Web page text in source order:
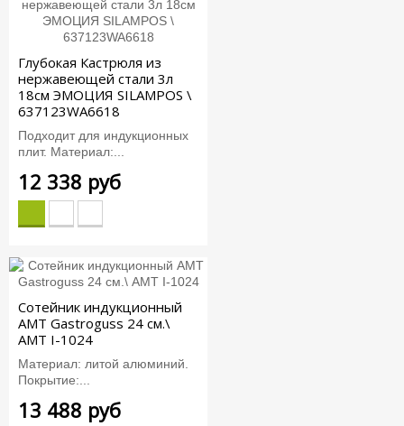
Глубокая Кастрюля из
нержавеющей стали 3л
18см ЭМОЦИЯ SILAMPOS \
637123WA6618
Подходит для индукционных
плит. Материал:...
12 338 руб
Сотейник индукционный
AMT Gastroguss 24 см.\
AMT I-1024
Материал: литой алюминий.
Покрытие:...
13 488 руб